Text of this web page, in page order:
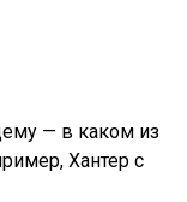
— в каком из
Хантер с